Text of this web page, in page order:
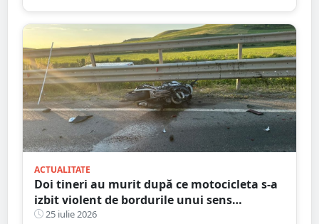
ACTUALITATE
Doi tineri au murit după ce motocicleta s-a
izbit violent de bordurile unui sens
giratoriu. Tragedie în județul vecin
25 iulie 2026